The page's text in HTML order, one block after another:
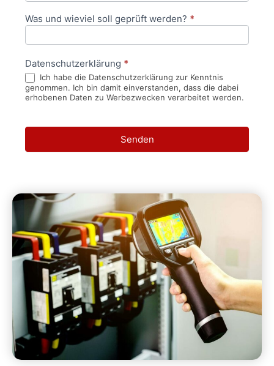
Was und wieviel soll geprüft werden? *
Datenschutzerklärung *
Ich habe die Datenschutzerklärung zur Kenntnis
genommen. Ich bin damit einverstanden, dass die dabei
erhobenen Daten zu Werbezwecken verarbeitet werden.
Senden